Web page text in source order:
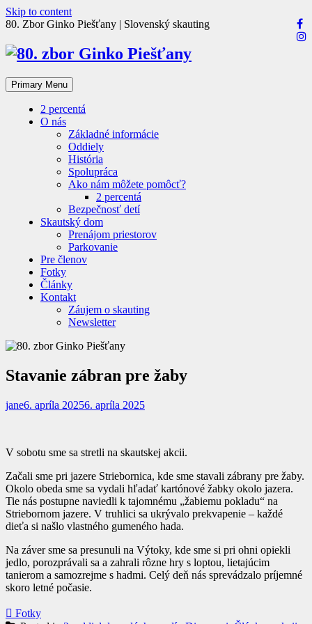
Skip to content
80. Zbor Ginko Piešťany | Slovenský skauting
Primary Menu
2 percentá
O nás
Základné informácie
Oddiely
História
Spolupráca
Ako nám môžete pomôcť?
2 percentá
Bezpečnosť detí
Skautský dom
Prenájom priestorov
Parkovanie
Pre členov
Fotky
Články
Kontakt
Záujem o skauting
Newsletter
Stavanie zábran pre žaby
jane6. apríla 20256. apríla 2025
V sobotu sme sa stretli na skautskej akcii.
Začali sme pri jazere Striebornica, kde sme stavali zábrany pre žaby.
Okolo obeda sme sa vydali hľadať kartónové žabky okolo jazera.
Tie nás postupne naviedli k tajomnému „žabiemu pokladu“ na
Striebornom jazere. V truhlici sa ukrývalo prekvapenie – každé
dieťa si našlo vlastného gumeného hada.
Na záver sme sa presunuli na Výtoky, kde sme si pri ohni opiekli
jedlo, porozprávali sa a zahrali rôzne hry s loptou, lietajúcim
tanierom a samozrejme s hadmi. Celý deň nás sprevádzalo príjemné
skoro letné počasie.
Fotky